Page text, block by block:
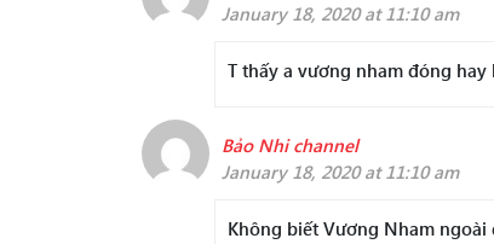
January 18, 2020 at 11:10 am
T thấy a vương nham đóng
Bảo Nhi channel
January 18, 2020 at 11:10 am
Không biết Vương Nham